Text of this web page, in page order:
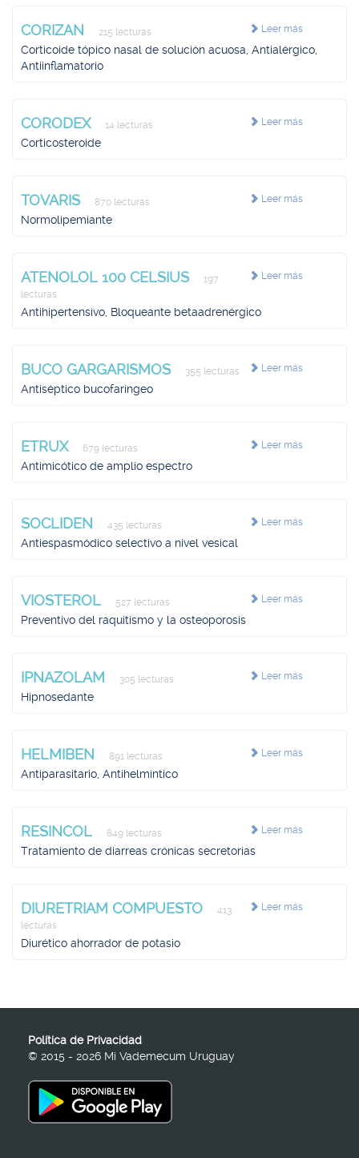
Leer más
CORIZAN 215 lecturas
Corticoide tópico nasal de solución acuosa, Antialérgico,
Antiinflamatorio
Leer más
CORODEX 14 lecturas
Corticosteroide
Leer más
TOVARIS 870 lecturas
Normolipemiante
Leer más
ATENOLOL 100 CELSIUS
197
lecturas
Antihipertensivo, Bloqueante betaadrenérgico
Leer más
BUCO GARGARISMOS 355 lecturas
Antiséptico bucofaríngeo
Leer más
ETRUX 679 lecturas
Antimicótico de amplio espectro
Leer más
SOCLIDEN 435 lecturas
Antiespasmódico selectivo a nivel vesical
Leer más
VIOSTEROL 527 lecturas
Preventivo del raquitismo y la osteoporosis
Leer más
IPNAZOLAM 305 lecturas
Hipnosedante
Leer más
HELMIBEN 891 lecturas
Antiparasitario, Antihelmíntico
Leer más
RESINCOL 849 lecturas
Tratamiento de diarreas crónicas secretorias
Leer más
DIURETRIAM COMPUESTO
413
lecturas
Diurético ahorrador de potasio
Política de Privacidad
© 2015 - 2026 Mi Vademecum Uruguay